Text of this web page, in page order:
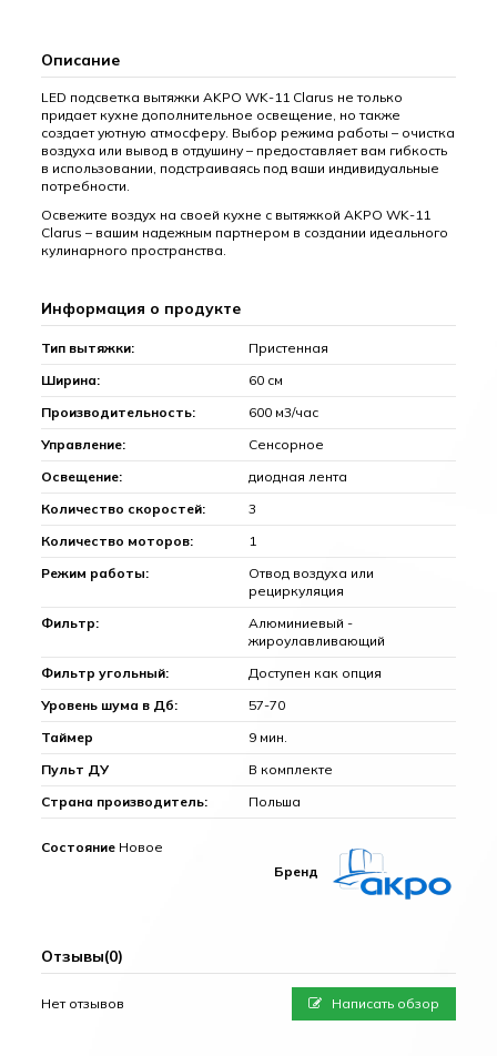
Описание
LED подсветка вытяжки AKPO WK-11 Clarus не только
придает кухне дополнительное освещение, но также
создает уютную атмосферу. Выбор режима работы – очистка
воздуха или вывод в отдушину – предоставляет вам гибкость
в использовании, подстраиваясь под ваши индивидуальные
потребности.
Освежите воздух на своей кухне с вытяжкой AKPO WK-11
Clarus – вашим надежным партнером в создании идеального
кулинарного пространства.
Информация о продукте
Тип вытяжки:
Пристенная
Ширина:
60 см
Производительность:
600 м3/час
Управление:
Сенсорное
Освещение:
диодная лента
Количество скоростей:
3
Количество моторов:
1
Режим работы:
Отвод воздуха или
рециркуляция
Фильтр:
Алюминиевый -
жироулавливающий
Фильтр угольный:
Доступен как опция
Уровень шума в Дб:
57-70
Таймер
9 мин.
Пульт ДУ
В комплекте
Страна производитель:
Польша
Бренд
Состояние Новое
Отзывы(0)
Нет отзывов Написать обзор